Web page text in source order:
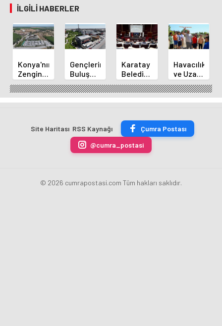
İLGILI HABERLER
Konya'nın
Zengin
Mutfağı
GastroFest'te
Tanıtılacak
Gençlerin
Buluşma
Noktası
Talha
Bayrakçı
Yükseliyor
Karatay
Belediye
Başkanı
Kılca
Yeni
Açıkladı
Havacılık
ve Uzay
Yaz
Kursu
Başladı
Site Haritası RSS Kaynağı
Çumra Postası
@cumra_postasi
© 2026 cumrapostasi.com Tüm hakları saklıdır.